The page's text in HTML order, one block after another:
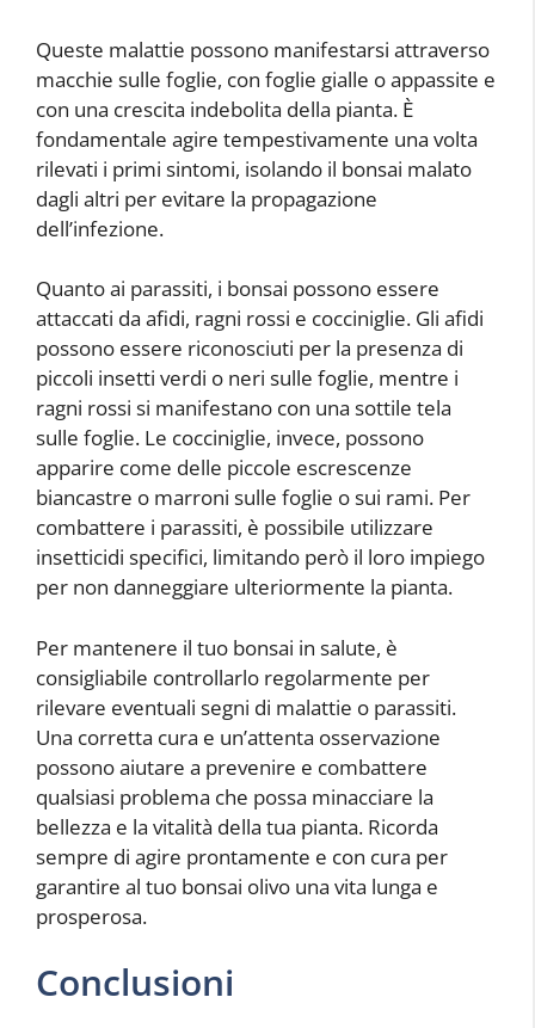
Queste malattie possono manifestarsi attraverso
macchie sulle foglie, con foglie gialle o appassite e
con una crescita indebolita della pianta. È
fondamentale agire tempestivamente una volta
rilevati i primi sintomi, isolando il bonsai malato
dagli altri per evitare la propagazione
dell’infezione.
Quanto ai parassiti, i bonsai possono essere
attaccati da afidi, ragni rossi e cocciniglie. Gli afidi
possono essere riconosciuti per la presenza di
piccoli insetti verdi o neri sulle foglie, mentre i
ragni rossi si manifestano con una sottile tela
sulle foglie. Le cocciniglie, invece, possono
apparire come delle piccole escrescenze
biancastre o marroni sulle foglie o sui rami. Per
combattere i parassiti, è possibile utilizzare
insetticidi specifici, limitando però il loro impiego
per non danneggiare ulteriormente la pianta.
Per mantenere il tuo bonsai in salute, è
consigliabile controllarlo regolarmente per
rilevare eventuali segni di malattie o parassiti.
Una corretta cura e un’attenta osservazione
possono aiutare a prevenire e combattere
qualsiasi problema che possa minacciare la
bellezza e la vitalità della tua pianta. Ricorda
sempre di agire prontamente e con cura per
garantire al tuo bonsai olivo una vita lunga e
prosperosa.
Conclusioni